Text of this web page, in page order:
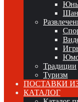
Традиции
Туризм
ПОСТАВКИ
КАТАЛОГ